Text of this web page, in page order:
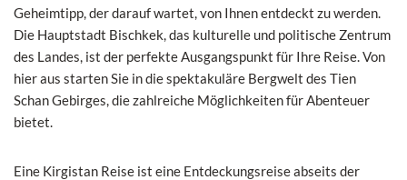
Geheimtipp, der darauf wartet, von Ihnen entdeckt zu werden.
Die Hauptstadt Bischkek, das kulturelle und politische Zentrum
des Landes, ist der perfekte Ausgangspunkt für Ihre Reise. Von
hier aus starten Sie in die spektakuläre Bergwelt des Tien
Schan Gebirges, die zahlreiche Möglichkeiten für Abenteuer
bietet.
Eine Kirgistan Reise ist eine Entdeckungsreise abseits der